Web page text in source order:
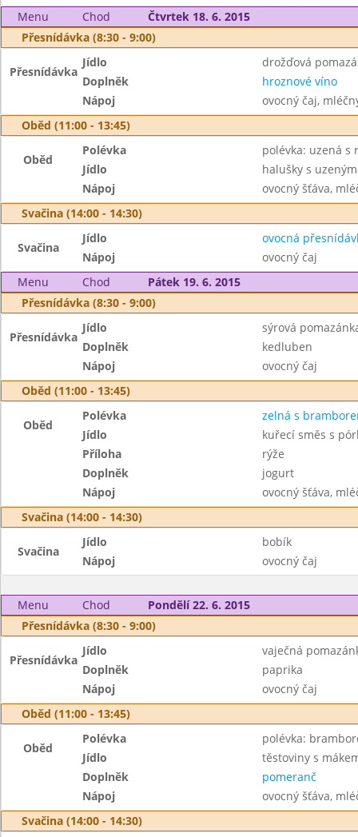
Menu
Chod
Čtvrtek 18. 6. 2015
Přesnídávka (8:30 - 9:00)
Přesnídávka
Jídlo
drožďová
Doplněk
hroznové víno
Nápoj
ovocný čaj,
Oběd (11:00 - 13:45)
Oběd
Polévka
polévka: uzená s
Jídlo
halušky s
Nápoj
ovocný šťáva,
Svačina (14:00 - 14:30)
Svačina
Jídlo
ovocná
Nápoj
ovocný čaj
Menu
Chod
Pátek 19. 6. 2015
Přesnídávka (8:30 - 9:00)
Přesnídávka
Jídlo
sýrová
Doplněk
kedluben
Nápoj
ovocný čaj
Oběd (11:00 - 13:45)
Oběd
Polévka
zelná s
Jídlo
kuřecí směs s
Příloha
rýže
Doplněk
jogurt
Nápoj
ovocný šťáva,
Svačina (14:00 - 14:30)
Svačina
Jídlo
bobík
Nápoj
ovocný čaj
Menu Chod
Pondělí 22. 6. 2015
Přesnídávka (8:30 - 9:00)
Přesnídávka
Jídlo
vaječná
Doplněk
paprika
Nápoj
ovocný čaj
Oběd (11:00 - 13:45)
Oběd
Polévka
polévka:
Jídlo
těstoviny s
Doplněk
pomeranč
Nápoj
ovocný šťáva,
Svačina (14:00 - 14:30)